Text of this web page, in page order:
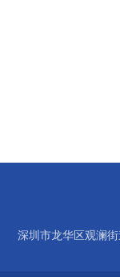
深圳市龙华区观澜